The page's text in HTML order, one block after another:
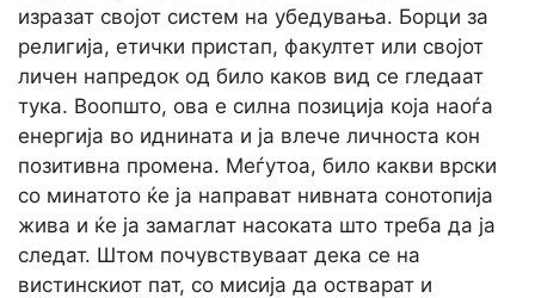
изразат својот систем на убедувања. Борци за
религија, етички пристап, факултет или својот
личен напредок од било каков вид се гледаат
тука. Воопшто, ова е силна позиција која наоѓа
енергија во иднината и ја влече личноста кон
позитивна промена. Меѓутоа, било какви врски
со минатото ќе ја направат нивната сонотопија
жива и ќе ја замаглат насоката што треба да ја
следат. Штом почувствуваат дека се на
вистинскиот пат, со мисија да остварат и